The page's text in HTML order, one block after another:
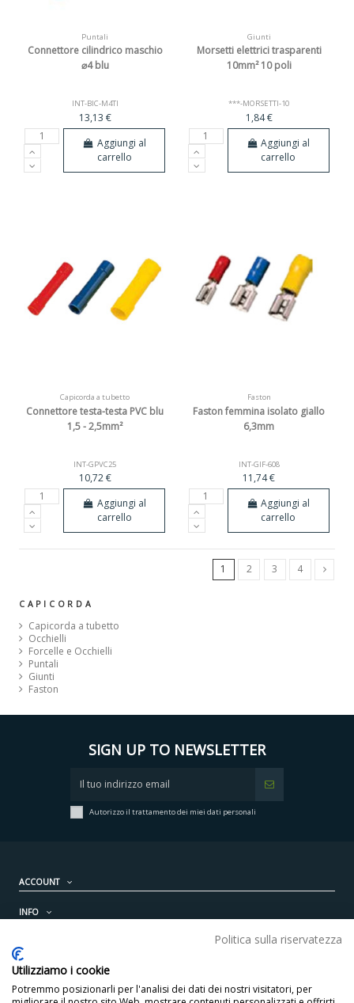
Puntali
Connettore cilindrico maschio
⌀4 blu
INT-BIC-M4TI
13,13 €
Aggiungi al
carrello
Giunti
Morsetti elettrici trasparenti
10mm² 10 poli
***-MORSETTI-10
1,84 €
Aggiungi al
carrello
Capicorda a tubetto
Connettore testa-testa PVC blu
1,5 - 2,5mm²
INT-GPVC25
10,72 €
Aggiungi al
carrello
Faston
Faston femmina isolato giallo
6,3mm
INT-GIF-608
11,74 €
Aggiungi al
carrello
1 2 3 4
CAPICORDA
Capicorda a tubetto
Occhielli
Forcelle e Occhielli
Puntali
Giunti
Faston
SIGN UP TO NEWSLETTER
Autorizzo il trattamento dei miei dati personali
ACCOUNT
INFO
CONTATTI
Politica sulla riservatezza
Utilizziamo i cookie
Potremmo posizionarli per l'analisi dei dati dei nostri visitatori, per